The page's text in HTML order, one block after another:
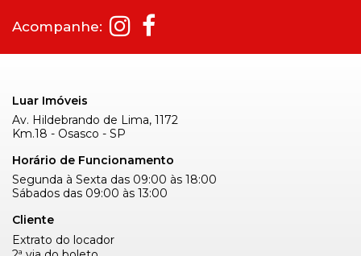
Acompanhe:
Luar Imóveis
Av. Hildebrando de Lima, 1172
Km.18 - Osasco - SP
Horário de Funcionamento
Segunda à Sexta das 09:00 às 18:00
Sábados das 09:00 às 13:00
Cliente
Extrato do locador